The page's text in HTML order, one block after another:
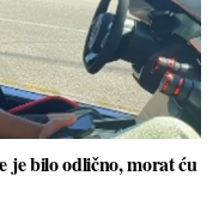
je bilo odlično, morat ću